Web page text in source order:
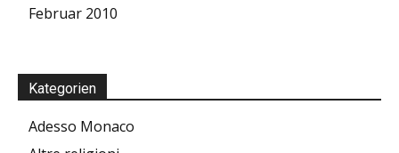
Februar 2010
Kategorien
Adesso Monaco